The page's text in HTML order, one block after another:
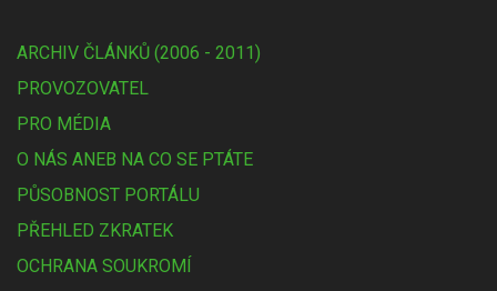
ARCHIV ČLÁNKŮ (2006 - 2011)
PROVOZOVATEL
PRO MÉDIA
O NÁS ANEB NA CO SE PTÁTE
PŮSOBNOST PORTÁLU
PŘEHLED ZKRATEK
OCHRANA SOUKROMÍ